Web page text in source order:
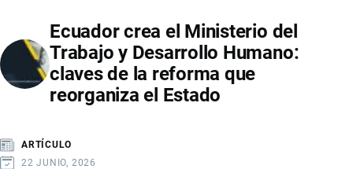
2040:
LA
HOJA
DE
BUSCA
Ecuador crea el Ministerio del
Trabajo y Desarrollo Humano:
claves de la reforma que
reorganiza el Estado
ARTÍCULO
22 JUNIO, 2026